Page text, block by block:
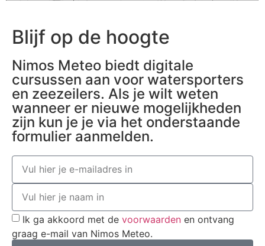
Blijf op de hoogte
Nimos Meteo biedt digitale
cursussen aan voor watersporters
en zeezeilers. Als je wilt weten
wanneer er nieuwe mogelijkheden
zijn kun je je via het onderstaande
formulier aanmelden.
Ik ga akkoord met de voorwaarden en ontvang
graag e-mail van Nimos Meteo.